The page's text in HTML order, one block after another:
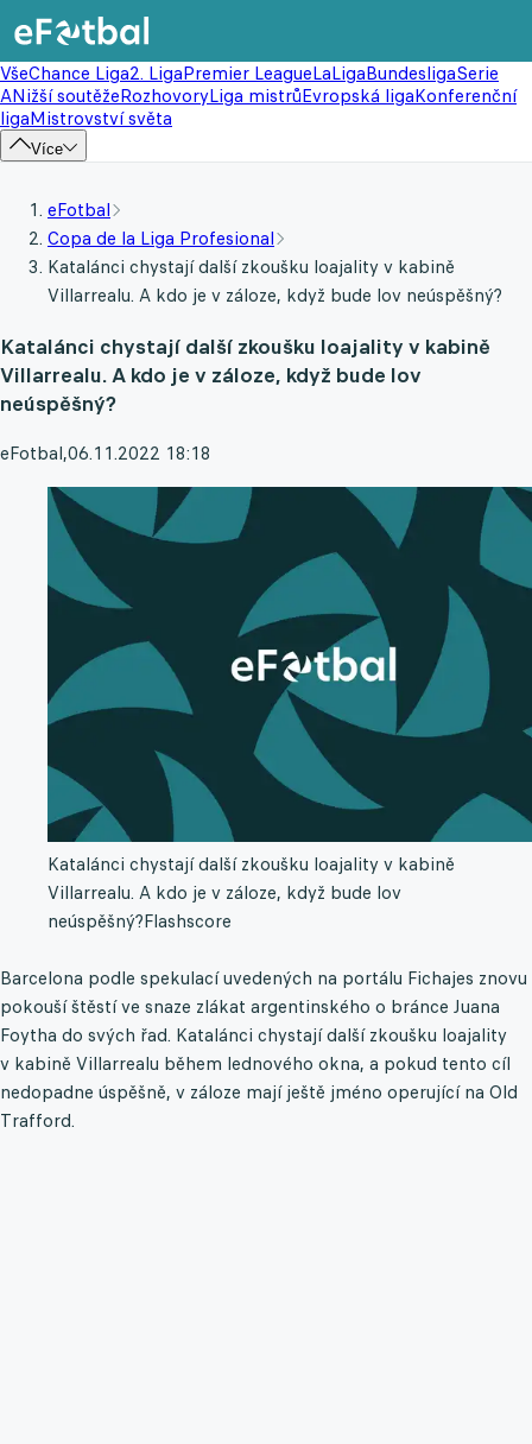
VšeChance Liga2. LigaPremier LeagueLaLigaBundesligaSerie
ANižší soutěžeRozhovoryLiga mistrůEvropská ligaKonferenční
ligaMistrovství světa
Více
eFotbal
Copa de la Liga Profesional
Katalánci chystají další zkoušku loajality v kabině
Villarrealu. A kdo je v záloze, když bude lov neúspěšný?
Katalánci chystají další zkoušku loajality v kabině
Villarrealu. A kdo je v záloze, když bude lov
neúspěšný?
eFotbal,06.11.2022 18:18
Katalánci chystají další zkoušku loajality v kabině
Villarrealu. A kdo je v záloze, když bude lov
neúspěšný?Flashscore
Barcelona podle spekulací uvedených na portálu Fichajes znovu
pokouší štěstí ve snaze zlákat argentinského o bránce Juana
Foytha do svých řad. Katalánci chystají další zkoušku loajality
v kabině Villarrealu během lednového okna, a pokud tento cíl
nedopadne úspěšně, v záloze mají ještě jméno operující na Old
Trafford.